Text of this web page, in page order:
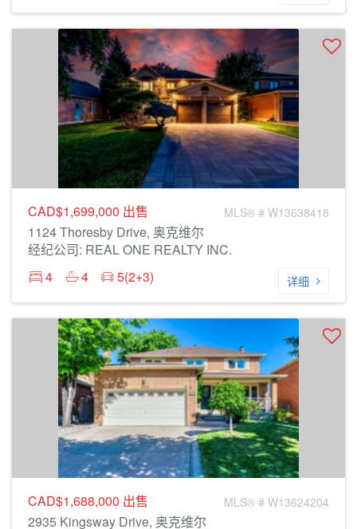
CAD$1,699,000 出售 MLS® # W13638418
1124 Thoresby Drive, 奥克维尔
经纪公司: REAL ONE REALTY INC.
4
4 5(2+3) 详细
CAD$1,688,000 出售 MLS® # W13624204
2935 Kingsway Drive, 奥克维尔